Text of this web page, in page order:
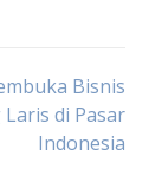
Bisnis
di Pasar
Indonesia